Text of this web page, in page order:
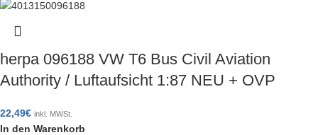
herpa 096188 VW T6 Bus Civil Aviation
Authority / Luftaufsicht 1:87 NEU + OVP
22,49€ inkl. MWSt.
In den Warenkorb